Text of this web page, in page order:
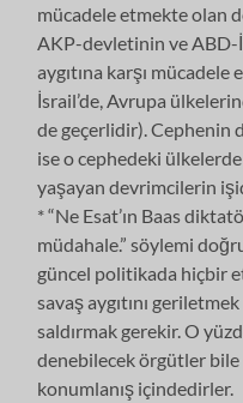
mücadele etmekte olan
AKP-devletinin ve
aygıtına karşı mücadele
İsrail’de, Avrupa
de geçerlidir). Cephenin
ise o cephedeki
yaşayan devrimcilerin
* “Ne Esat’ın Baas
müdahale.” söylemi
güncel politikada hiçbir
savaş aygıtını
saldırmak gerekir. O
denebilecek örgütler
konumlanış içindedirler.